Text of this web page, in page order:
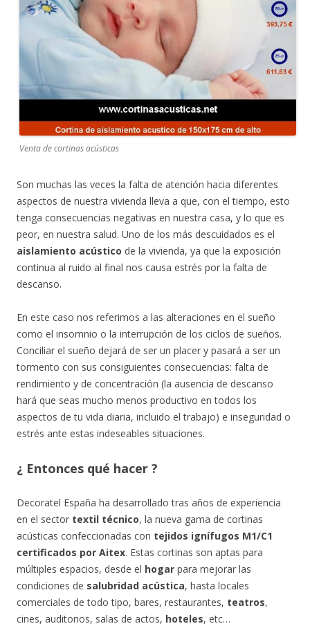
Venta de cortinas acústicas
Son muchas las veces la falta de atención hacia diferentes
aspectos de nuestra vivienda lleva a que, con el tiempo, esto
tenga consecuencias negativas en nuestra casa, y lo que es
peor, en nuestra salud. Uno de los más descuidados es el
aislamiento acústico de la vivienda, ya que la exposición
continua al ruido al final nos causa estrés por la falta de
descanso.
En este caso nos referimos a las alteraciones en el sueño
como el insomnio o la interrupción de los ciclos de sueños.
Conciliar el sueño dejará de ser un placer y pasará a ser un
tormento con sus consiguientes consecuencias: falta de
rendimiento y de concentración (la ausencia de descanso
hará que seas mucho menos productivo en todos los
aspectos de tu vida diaria, incluido el trabajo) e inseguridad o
estrés ante estas indeseables situaciones.
¿ Entonces qué hacer ?
Decoratel España ha desarrollado tras años de experiencia
en el sector textil técnico, la nueva gama de cortinas
acústicas confeccionadas con tejidos ignífugos M1/C1
certificados por Aitex. Estas cortinas son aptas para
múltiples espacios, desde el hogar para mejorar las
condiciones de salubridad acústica, hasta locales
comerciales de todo tipo, bares, restaurantes, teatros,
cines, auditorios, salas de actos, hoteles, etc…